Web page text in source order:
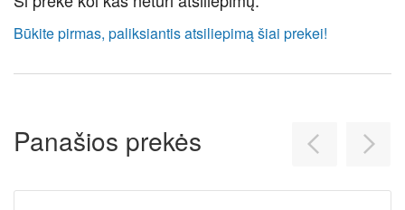
Būkite pirmas, paliksiantis atsiliepimą šiai prekei!
Panašios prekės